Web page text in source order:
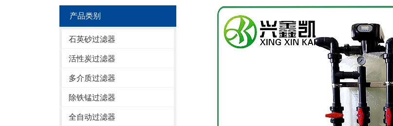
产品类别
石英砂过滤器
活性炭过滤器
多介质过滤器
除铁锰过滤器
全自动过滤器